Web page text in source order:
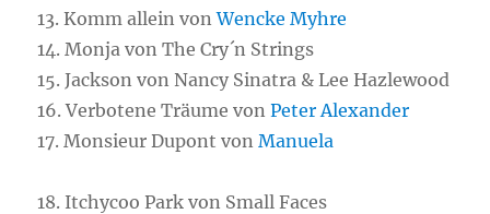
13. Komm allein vonWencke Myhre
14. Monja von The Cry´n Strings
15. Jackson von Nancy Sinatra & Lee Hazlewood
16. Verbotene Träume vonPeter Alexander
17. Monsieur Dupont vonManuela
18. Itchycoo Park von Small Faces